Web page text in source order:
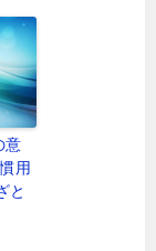
意
用
と